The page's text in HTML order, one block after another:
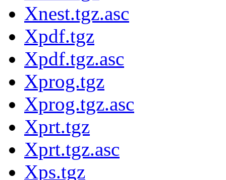
Xnest.tgz.asc
Xpdf.tgz
Xpdf.tgz.asc
Xprog.tgz
Xprog.tgz.asc
Xprt.tgz
Xprt.tgz.asc
Xps.tgz